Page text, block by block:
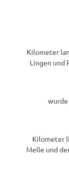
Kilometer
Lingen und
Kilometer
Melle und